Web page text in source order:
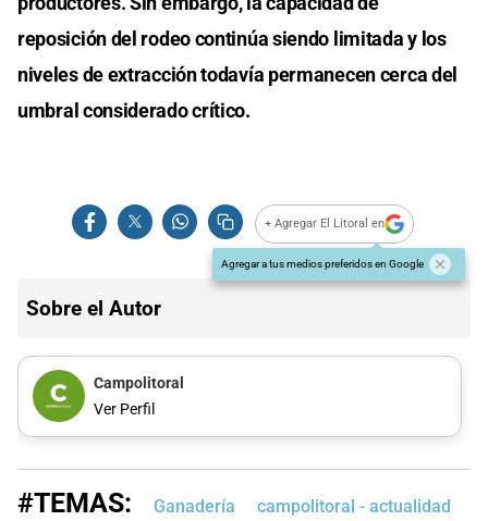
reposición del rodeo continúa siendo limitada y los
niveles de extracción todavía permanecen cerca del
umbral considerado crítico.
+ Agregar El Litoral en
Agregar a tus medios preferidos en Google
Sobre el Autor
Campolitoral
Ver Perfil
#TEMAS: Ganadería campolitoral - actualidad